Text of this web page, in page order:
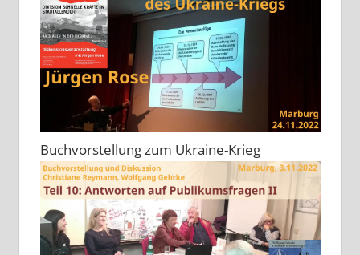
Buchvorstellung zum Ukraine-Krieg